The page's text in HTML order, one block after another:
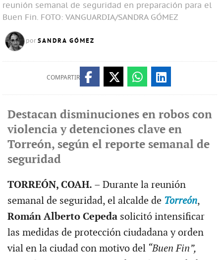
reunión semanal de seguridad en preparación para el
Buen Fin. FOTO: VANGUARDIA/SANDRA GÓMEZ
por SANDRA GÓMEZ
COMPARTIR
Destacan disminuciones en robos con
violencia y detenciones clave en
Torreón, según el reporte semanal de
seguridad
TORREÓN, COAH. – Durante la reunión
semanal de seguridad, el alcalde de Torreón,
Román Alberto Cepedasolicitó intensificar
las medidas de protección ciudadana y orden
vial en la ciudad con motivo del“Buen Fin”,